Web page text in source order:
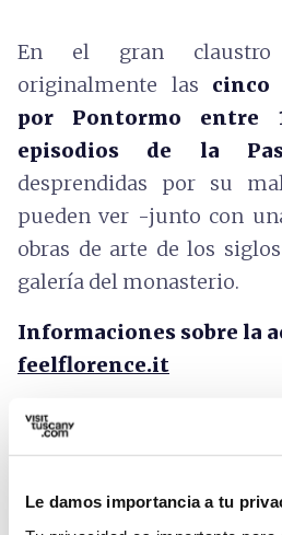
Le damos importancia a tu
En el gran claustro
originalmente las cinco
por Pontormo entre
episodios de la
desprendidas por su
pueden ver -junto con
obras de arte de los
galería del monasterio.
Informaciones sobre la
feelflorence.it